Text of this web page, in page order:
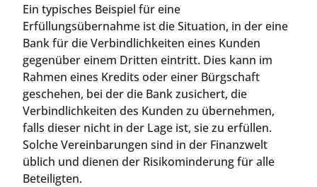
Ein typisches Beispiel für eine
Erfüllungsübernahme ist die Situation, in der eine
Bank für die Verbindlichkeiten eines Kunden
gegenüber einem Dritten eintritt. Dies kann im
Rahmen eines Kredits oder einer Bürgschaft
geschehen, bei der die Bank zusichert, die
Verbindlichkeiten des Kunden zu übernehmen,
falls dieser nicht in der Lage ist, sie zu erfüllen.
Solche Vereinbarungen sind in der Finanzwelt
üblich und dienen der Risikominderung für alle
Beteiligten.